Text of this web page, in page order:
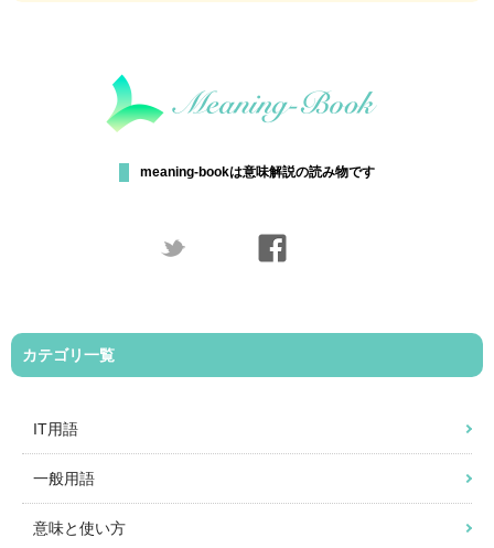
meaning-bookは意味解説の読み物です
カテゴリ一覧
IT用語
一般用語
意味と使い方